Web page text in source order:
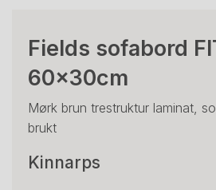
Fields sofabord
60x30cm
Mørk brun trestruktur laminat,
brukt
Kinnarps